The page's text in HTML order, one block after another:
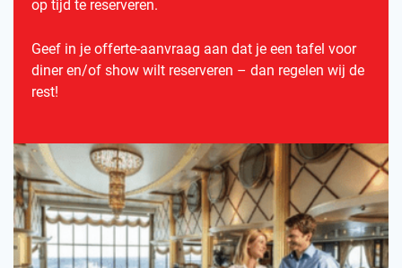
op tijd te reserveren.
Geef in je offerte-aanvraag aan dat je een tafel voor
diner en/of show wilt reserveren – dan regelen wij de
rest!